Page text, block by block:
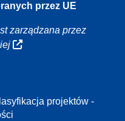
przez UE
zarządzana przez
projektów -